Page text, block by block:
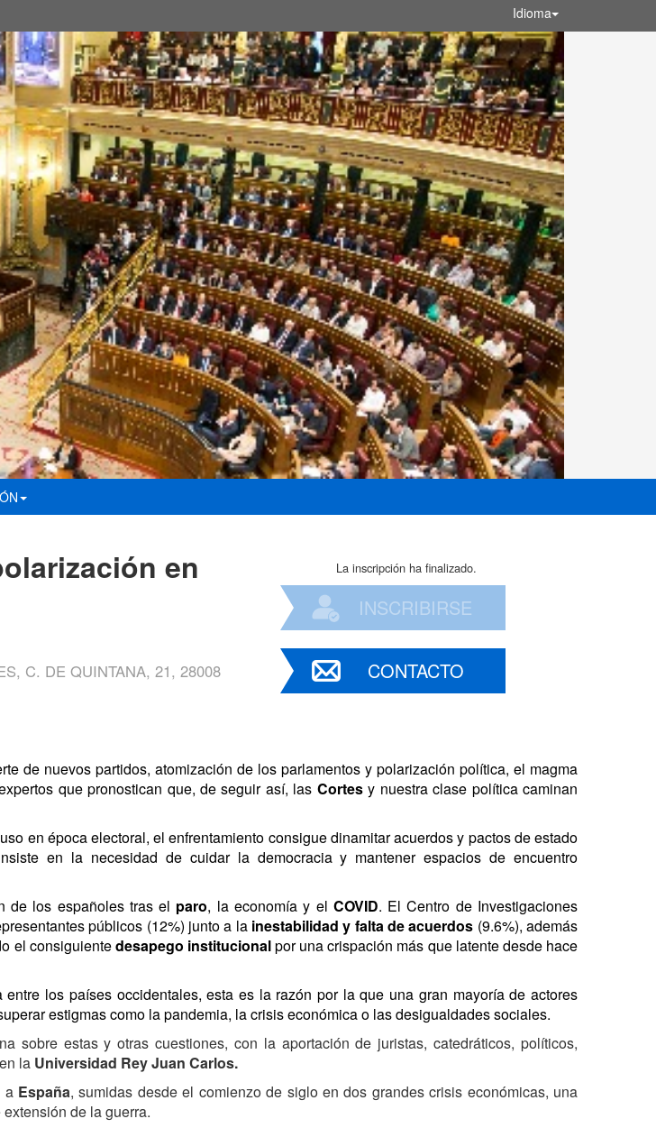
Idioma
en
C. DE QUINTANA, 21, 28008
La inscripción ha finalizado.
INSCRIBIRSE
CONTACTO
de nuevos partidos, atomización de los parlamentos y polarización política, el magma
que pronostican que, de seguir así, las Cortesy nuestra clase política caminan
en época electoral, el enfrentamiento consigue dinamitar acuerdos y pactos de estado
en la necesidad de cuidar la democracia y mantener espacios de encuentro
de los españoles tras el paro, la economía y el COVID. El Centro de Investigaciones
públicos (12%) junto a la inestabilidad y falta de acuerdos (9.6%), además
el consiguientedesapego institucionalpor una crispación más que latente desde hace
los países occidentales, esta es la razón por la que una gran mayoría de actores
estigmas como la pandemia, la crisis económica o las desigualdades sociales.
sobre estas y otras cuestiones, con la aportación de juristas, catedráticos, políticos,
la Universidad Rey Juan Carlos.
a España, sumidas desde el comienzo de siglo en dos grandes crisis económicas, una
de la guerra.